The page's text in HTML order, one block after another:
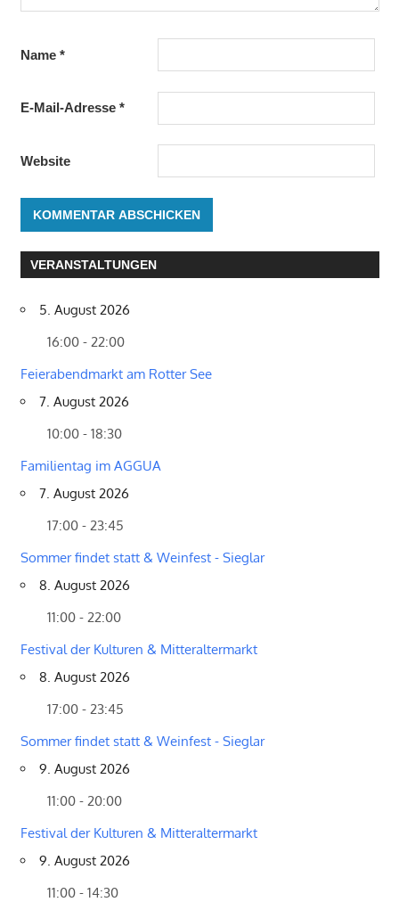
Name *
E-Mail-Adresse *
Website
VERANSTALTUNGEN
5. August 2026
16:00 - 22:00
Feierabendmarkt am Rotter See
7. August 2026
10:00 - 18:30
Familientag im AGGUA
7. August 2026
17:00 - 23:45
Sommer findet statt & Weinfest - Sieglar
8. August 2026
11:00 - 22:00
Festival der Kulturen & Mitteraltermarkt
8. August 2026
17:00 - 23:45
Sommer findet statt & Weinfest - Sieglar
9. August 2026
11:00 - 20:00
Festival der Kulturen & Mitteraltermarkt
9. August 2026
11:00 - 14:30